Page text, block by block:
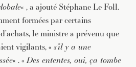
« , a ajouté Stéphane Le Foll.
formées par certains
le ministre a prévenu que
vigilants, « s’il y a une
« . «Des ententes, oui, ça tombe